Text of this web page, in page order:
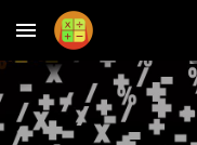
Skip to main content